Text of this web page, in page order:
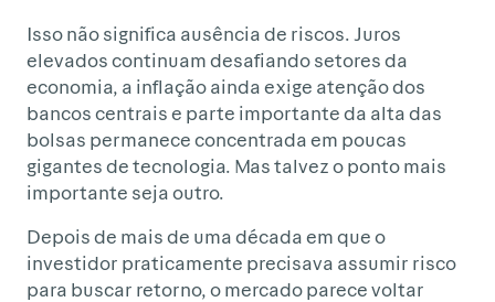
Isso não significa ausência de riscos. Juros
elevados continuam desafiando setores da
economia, a inflação ainda exige atenção dos
bancos centrais e parte importante da alta das
bolsas permanece concentrada em poucas
gigantes de tecnologia. Mas talvez o ponto mais
importante seja outro.
Depois de mais de uma década em que o
investidor praticamente precisava assumir risco
para buscar retorno, o mercado parece voltar